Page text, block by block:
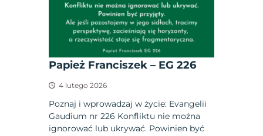
Papież Franciszek – EG 226
4 lutego 2026
Poznaj i wprowadzaj w życie: Evangelii
Gaudium nr 226 Konfliktu nie można
ignorować lub ukrywać. Powinien być